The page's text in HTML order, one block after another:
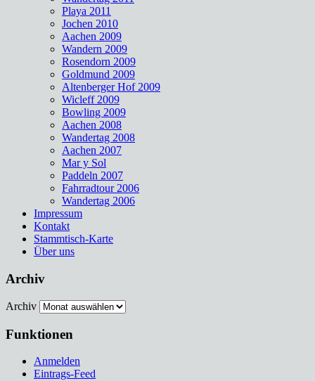
Playa 2011
Jochen 2010
Aachen 2009
Wandern 2009
Rosendorn 2009
Goldmund 2009
Altenberger Hof 2009
Wicleff 2009
Bowling 2009
Aachen 2008
Wandertag 2008
Aachen 2007
Mar y Sol
Paddeln 2007
Fahrradtour 2006
Wandertag 2006
Impressum
Kontakt
Stammtisch-Karte
Über uns
Archiv
Archiv
Funktionen
Anmelden
Eintrags-Feed